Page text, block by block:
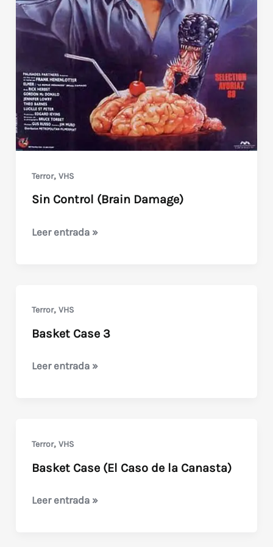
explotación
Terror, VHS
Sin Control (Brain Damage)
Sin
Leer entrada »
Terror, VHS
Basket Case 3
Basket
Leer entrada »
Terror, VHS
Basket Case (El Caso de la Canasta)
Basket
Leer entrada »